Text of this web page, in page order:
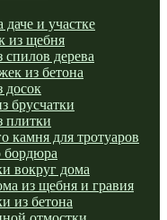
и участке
из щебня
дерева
из бетона
досок
брусчатки
плитки
камня для тротуаров
бордюра
вокруг дома
из щебня и гравия
из бетона